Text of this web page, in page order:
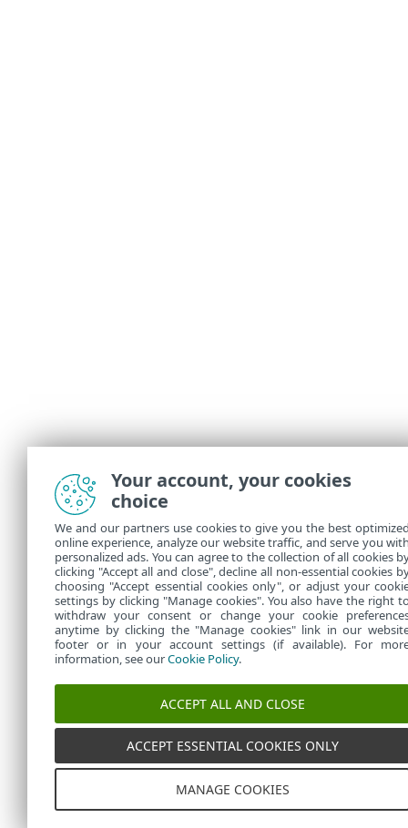
Your account, your cookies
choice
We and our partners use cookies to give you the best
online experience, analyze our website traffic, and serve you
personalized ads. You can agree to the collection of all cookies
clicking "Accept all and close", decline all non-essential cookies
choosing "Accept essential cookies only", or adjust your
settings by clicking "Manage cookies". You also have the right
withdraw your consent or change your cookie
anytime by clicking the "Manage cookies" link in our
footer or in your account settings (if available). For
information, see ourCookie Policy.
ACCEPT ALL AND CLOSE
ACCEPT ESSENTIAL COOKIES ONLY
MANAGE COOKIES